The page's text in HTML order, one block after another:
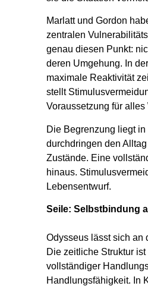
Marlatt und Gordon
zentralen
genau diesen Punkt:
deren Umgehung. In
maximale Reaktivität
stellt
Voraussetzung für alles
Die Begrenzung liegt
durchdringen den
Zustände. Eine
hinaus.
Lebensentwurf.
Seile: Selbstbindung
Odysseus lässt sich an
Die zeitliche Struktur
vollständiger
Handlungsfähigkeit. In